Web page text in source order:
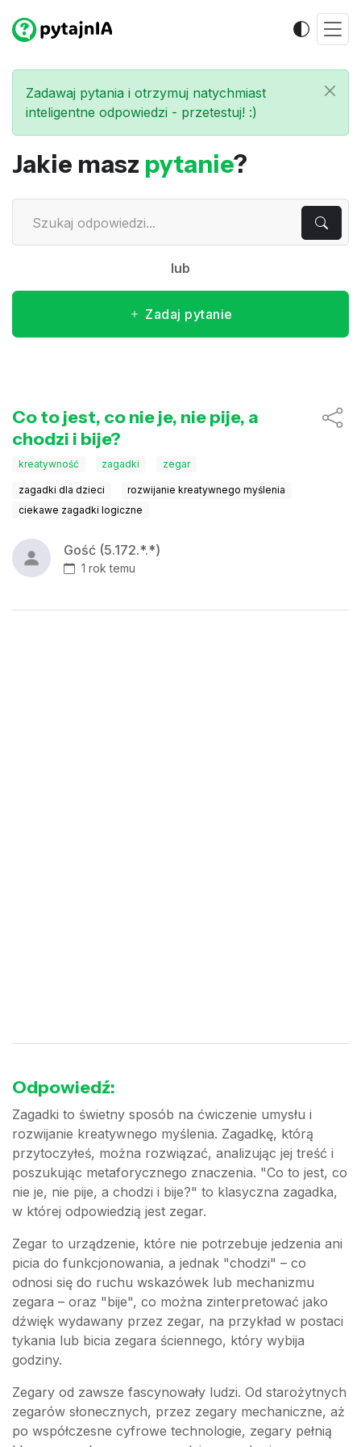
Zadawaj pytania i otrzymuj natychmiast
inteligentne odpowiedzi - przetestuj! :)
Jakie masz pytanie?
lub
Zadaj pytanie
Co to jest, co nie je, nie pije, a
chodzi i bije?
kreatywność zagadki zegar
zagadki dla dzieci
rozwijanie kreatywnego myślenia
ciekawe zagadki logiczne
Gość (5.172.*.*)
1 rok temu
Odpowiedź:
Zagadki to świetny sposób na ćwiczenie umysłu i
rozwijanie kreatywnego myślenia. Zagadkę, którą
przytoczyłeś, można rozwiązać, analizując jej treść i
poszukując metaforycznego znaczenia. "Co to jest, co
nie je, nie pije, a chodzi i bije?" to klasyczna zagadka,
w której odpowiedzią jest zegar.
Zegar to urządzenie, które nie potrzebuje jedzenia ani
picia do funkcjonowania, a jednak "chodzi" – co
odnosi się do ruchu wskazówek lub mechanizmu
zegara – oraz "bije", co można zinterpretować jako
dźwięk wydawany przez zegar, na przykład w postaci
tykania lub bicia zegara ściennego, który wybija
godziny.
Zegary od zawsze fascynowały ludzi. Od starożytnych
zegarów słonecznych, przez zegary mechaniczne, aż
po współczesne cyfrowe technologie, zegary pełnią